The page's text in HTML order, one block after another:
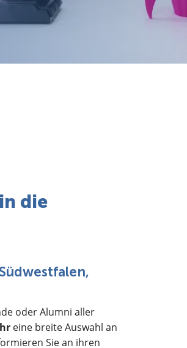
die
oder Alumni aller
eine breite Auswahl an
Sie an ihren